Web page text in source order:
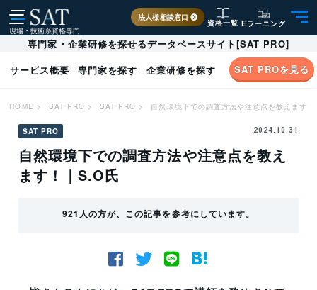
現場・技術系資格専門
法人様相談窓口
資格一覧 Eラーニング
専門家・企業研修を探せるデータベースサイト[SAT PRO]
サービス概要
専門家を探す 企業研修を探す SAT PROを見る
HOME > SAT PRO > SAT PRO > 自然環境下での調査方法や注意点を教えます
SAT PRO 2024.10.31
自然環境下での調査方法や注意点を教え
ます！｜S.O氏
921人の方が、この記事を参考にしています。